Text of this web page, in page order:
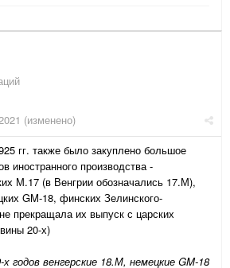
(изменено)
гг. также было закуплено большое
иностранного производства -
М.17 (в Венгрии обозначались 17.М),
GM-18, финских Зелинского-
прекращала их выпуск с царских
20-х)
годов венгерские 18.М, немецкие GM-18